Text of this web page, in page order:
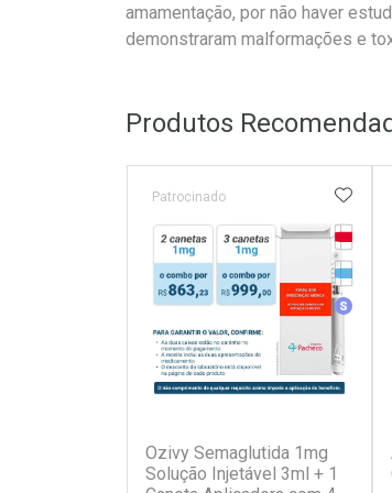
amamentação, por não haver
demonstraram malformações e
Produtos
Ozivy Semaglutida 1mg
Solução Injetável 3ml + 1
Tarja
Patrocinado